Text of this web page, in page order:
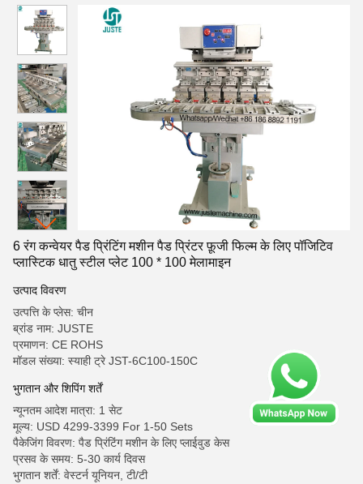
6 रंग कन्वेयर पैड प्रिंटिंग मशीन पैड प्रिंटर फ़ूजी फिल्म के लिए पॉजिटिव
प्लास्टिक धातु स्टील प्लेट 100 * 100 मेलामाइन
उत्पाद विवरण
उत्पत्ति के प्लेस: चीन
ब्रांड नाम: JUSTE
प्रमाणन: CE ROHS
मॉडल संख्या: स्याही ट्रे JST-6C100-150C
भुगतान और शिपिंग शर्तें
न्यूनतम आदेश मात्रा: 1 सेट
मूल्य: USD 4299-3399 For 1-50 Sets
पैकेजिंग विवरण: पैड प्रिंटिंग मशीन के लिए प्लाईवुड केस
प्रसव के समय: 5-30 कार्य दिवस
भुगतान शर्तें: वेस्टर्न यूनियन, टी/टी